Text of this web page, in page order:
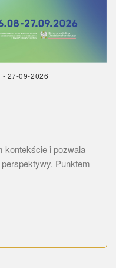
27-09-2026
kontekście i pozwala
Punktem